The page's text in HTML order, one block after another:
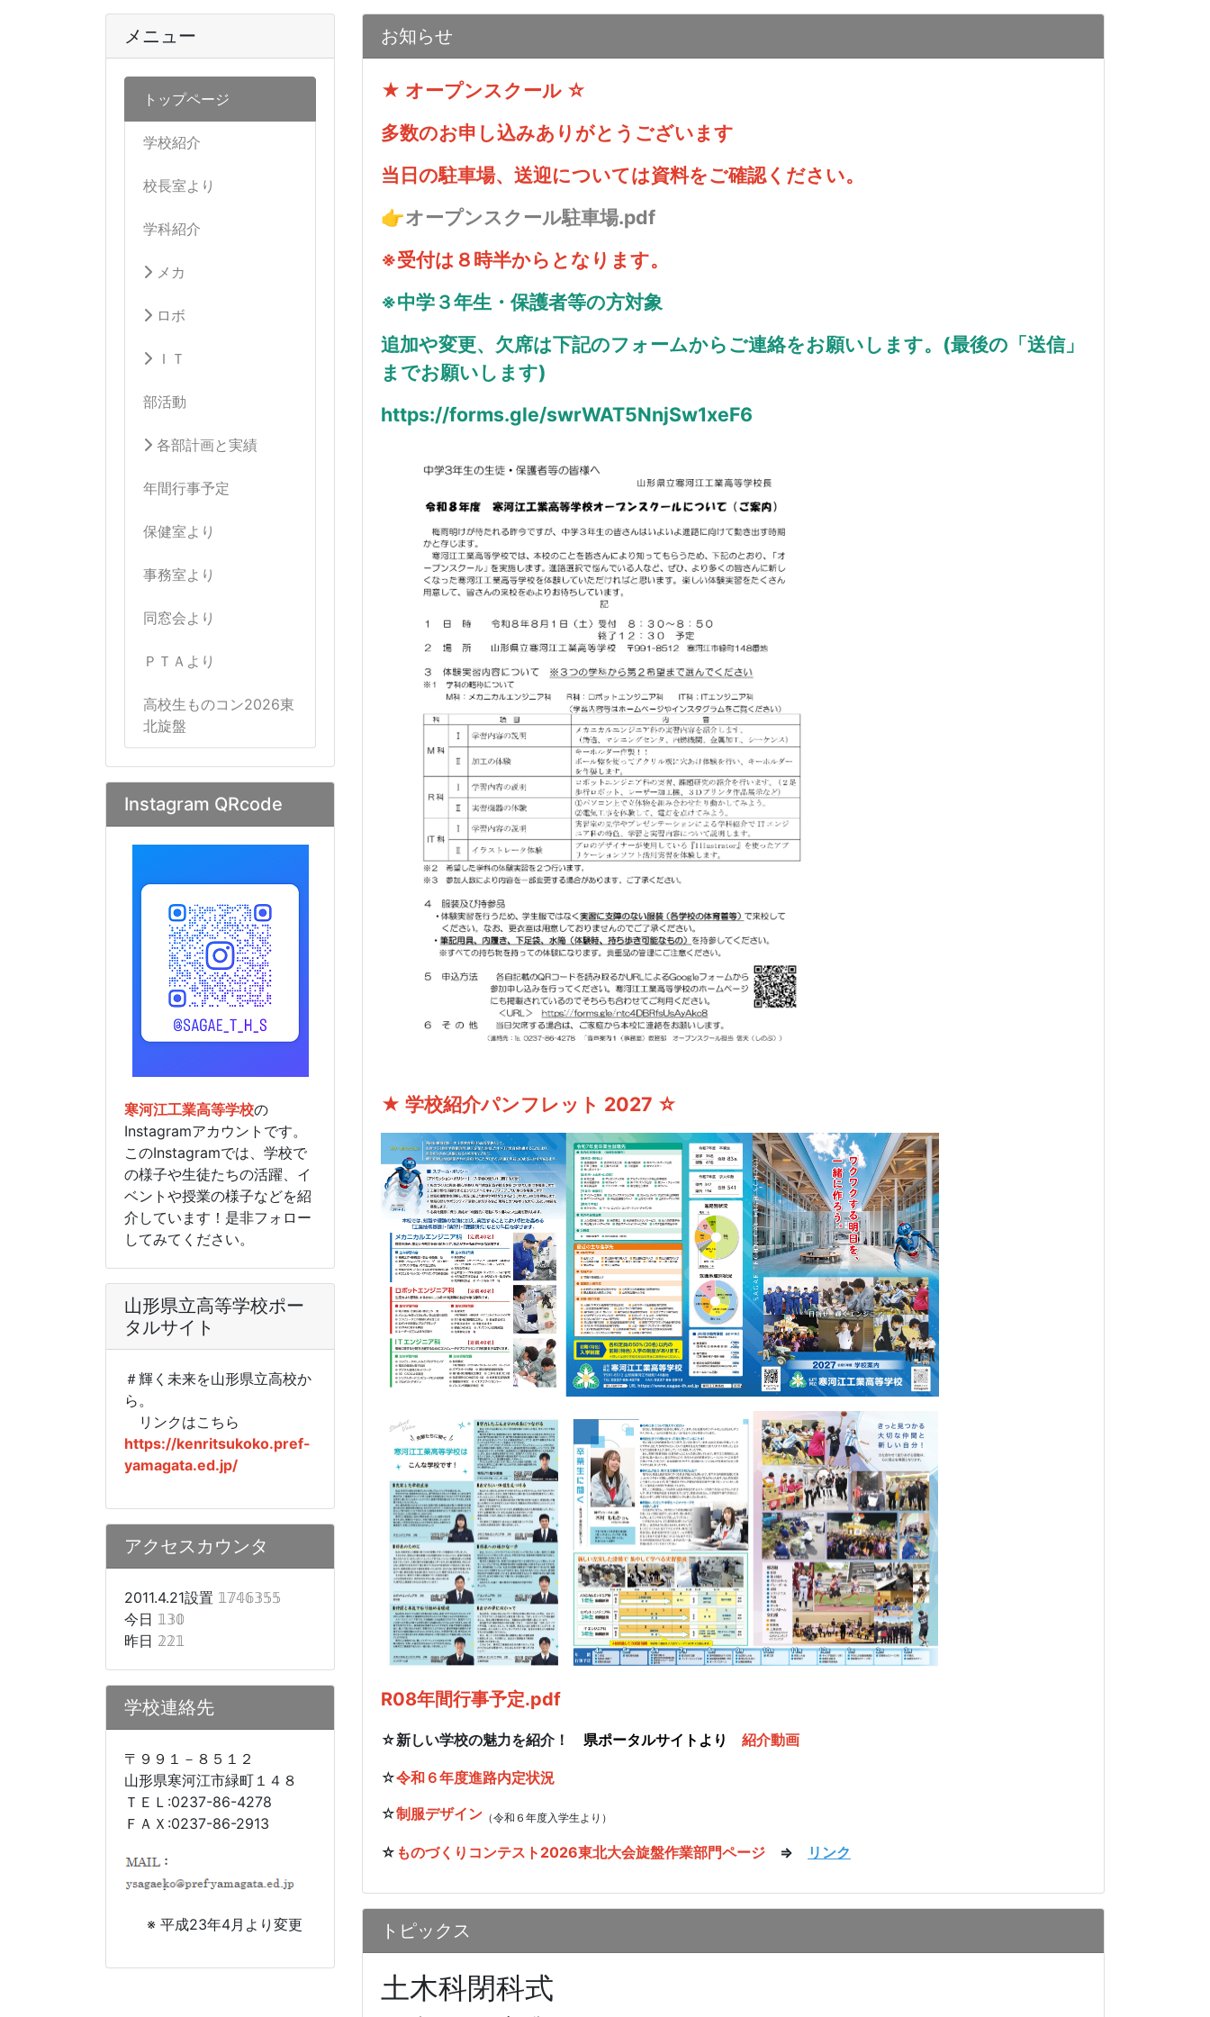
メニュー
トップページ
学校紹介
校長室より
学科紹介
メカ
ロボ
ＩＴ
部活動
各部計画と実績
年間行事予定
保健室より
事務室より
同窓会より
ＰＴＡより
高校生ものコン2026東
北旋盤
Instagram QRcode
寒河江工業高等学校の
Instagramアカウントです。
このInstagramでは、学校で
の様子や生徒たちの活躍、イ
ベントや授業の様子などを紹
介しています！是非フォロー
してみてください。
山形県立高等学校ポー
タルサイト
＃輝く未来を山形県立高校か
ら。
リンクはこちら
https://kenritsukoko.pref-
yamagata.ed.jp/
アクセスカウンタ
2011.4.21設置 𝟙𝟟𝟜𝟞𝟛𝟝𝟝
今日 𝟙𝟛𝟘
昨日 𝟚𝟚𝟙
学校連絡先
〒９９１－８５１２
山形県寒河江市緑町１４８
ＴＥＬ:0237-86-4278
ＦＡＸ:0237-86-2913
※ 平成23年4月より変更
お知らせ
★ オープンスクール ☆
多数のお申し込みありがとうございます
当日の駐車場、送迎については資料をご確認ください。
👉オープンスクール駐車場.pdf
※受付は８時半からとなります。
※中学３年生・保護者等の方対象
追加や変更、欠席は下記のフォームからご連絡をお願いします。(最後の「送信」
までお願いします)
https://forms.gle/swrWAT5NnjSw1xeF6
★ 学校紹介パンフレット 2027 ☆
R08年間行事予定.pdf
☆新しい学校の魅力を紹介！ 県ポータルサイトより 紹介動画
☆令和６年度進路内定状況
☆制服デザイン （令和６年度入学生より）
☆ ものづくりコンテスト2026東北大会旋盤作業部門ページ ⇒ リンク
トピックス
土木科閉科式